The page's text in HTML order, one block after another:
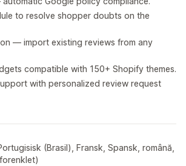
to resolve shopper doubts on the
— import existing reviews from any
compatible with 150+ Shopify themes.
with personalized review request
(Brasil), Fransk, Spansk, română,